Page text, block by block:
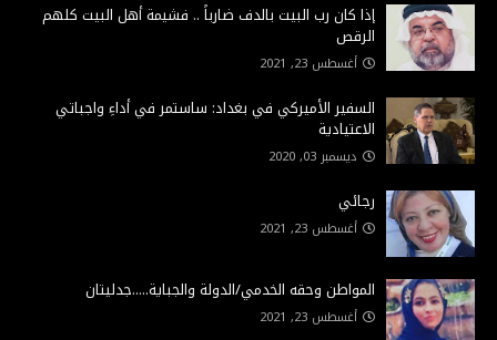
إذا كان رب البيت بالدف ضارباً .. فشيمة أهل البيت كلهم
الرقص
أغسطس 23, 2021
السفير الأميركي في بغداد: ساستمر في أداءِ واجباتي
الاعتيادية
ديسمبر 03, 2020
رجائي
أغسطس 23, 2021
المواطن وحقه الخدمي/الدولة والجباية.....جدليتان
أغسطس 23, 2021